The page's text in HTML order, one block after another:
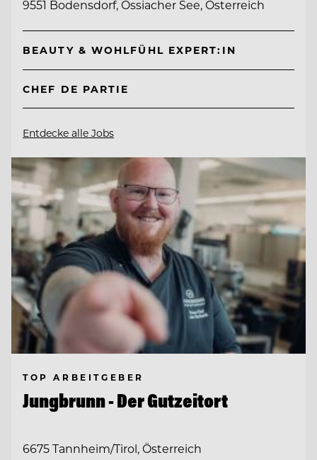
9551 Bodensdorf, Ossiacher See, Österreich
BEAUTY & WOHLFÜHL EXPERT:IN
CHEF DE PARTIE
Entdecke alle Jobs
TOP ARBEITGEBER
Jungbrunn - Der Gutzeitort
6675 Tannheim/Tirol, Österreich